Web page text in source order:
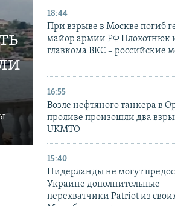
18:44
При взрыве в Москве погиб
майор армии РФ Плохотнюк
главкома ВКС – российские
16:55
Возле нефтяного танкера в
проливе произошли два
UKMTO
15:40
Нидерланды не могут
Украине дополнительные
перехватчики Patriot из